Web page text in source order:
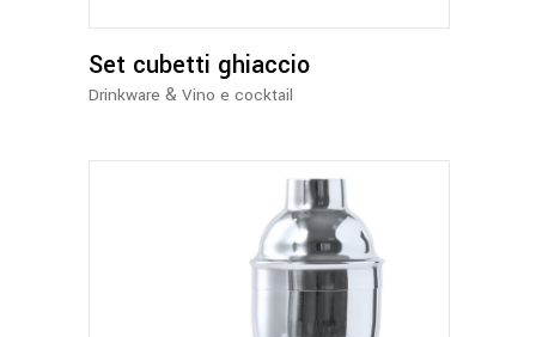
Set cubetti ghiaccio
Drinkware & Vino e cocktail